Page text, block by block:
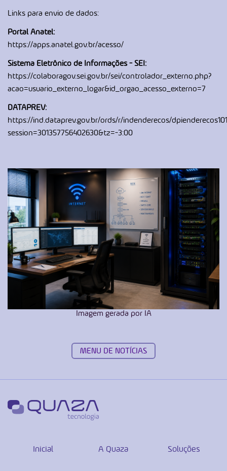
Links para envio de dados:
Portal Anatel:
https://apps.anatel.gov.br/acesso/
Sistema Eletrônico de Informações - SEI:
https://colaboragov.sei.gov.br/sei/controlador_externo.php?
acao=usuario_externo_logar&id_orgao_acesso_externo=7
DATAPREV:
https://ind.dataprev.gov.br/ords/r/indenderecos/
session=301357756402630&tz=-3:00
Imagem gerada por IA
MENU DE NOTÍCIAS
Inicial A Quaza Soluções